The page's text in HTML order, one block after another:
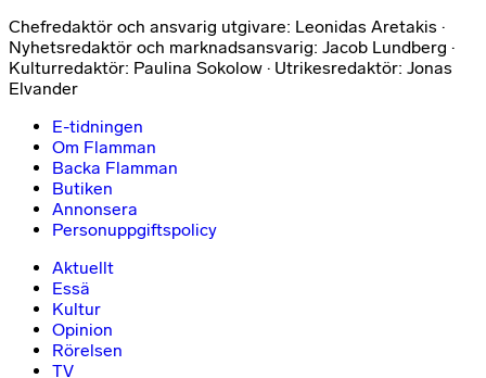
Chefredaktör och ansvarig utgivare: Leonidas Aretakis ·
Nyhetsredaktör och marknadsansvarig: Jacob Lundberg ·
Kulturredaktör: Paulina Sokolow · Utrikesredaktör: Jonas
Elvander
E-tidningen
Om Flamman
Backa Flamman
Butiken
Annonsera
Personuppgiftspolicy
Aktuellt
Essä
Kultur
Opinion
Rörelsen
TV